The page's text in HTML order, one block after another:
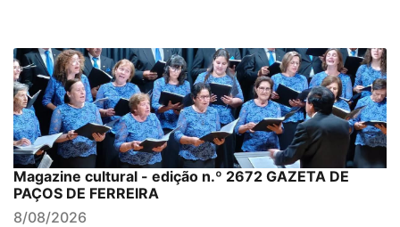
Magazine cultural - edição n.º 2672 GAZETA DE
PAÇOS DE FERREIRA
8/08/2026